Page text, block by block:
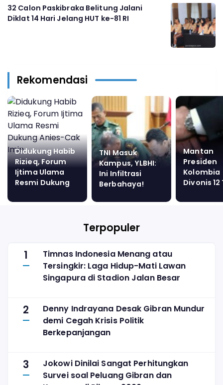
32 Calon Paskibraka Belitung Jalani
Diklat 14 Hari Jelang HUT ke-81 RI
Rekomendasi
Didukung Habib
Rizieq, Forum
Ijtima Ulama
Resmi Dukung
TNI Masuk
Kampus, YLBHI:
Ini Infiltrasi
Berbahaya!
Mantan
Presiden
Kolombia
Divonis
karena
Terpopuler
1
Timnas Indonesia Menang atau
Tersingkir: Laga Hidup-Mati Lawan
Singapura di Stadion Jalan Besar
2
Denny Indrayana Desak Gibran Mundur
demi Cegah Krisis Politik
Berkepanjangan
3
Jokowi Dinilai Sangat Perhitungkan
Survei soal Peluang Gibran dan